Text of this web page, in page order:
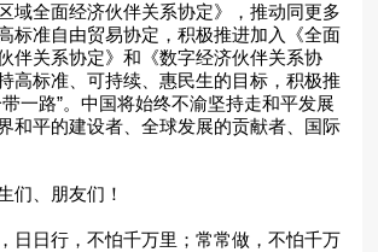
域全面经济伙伴关系协定》，推动同更多
标准自由贸易协定，积极推进加入《全面
伴关系协定》和《数字经济伙伴关系协
高标准、可持续、惠民生的目标，积极推
一路”。中国将始终不渝坚持走和平发展
和平的建设者、全球发展的贡献者、国际
们、朋友们！
日日行，不怕千万里；常常做，不怕千万